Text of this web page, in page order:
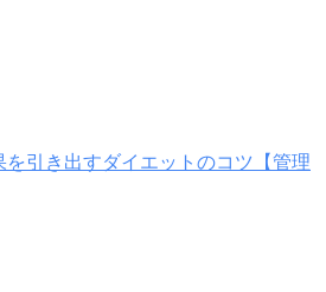
を引き出すダイエットのコツ【管理